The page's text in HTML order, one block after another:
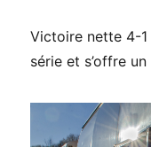
Victoire nette 4-1
série et s’offre